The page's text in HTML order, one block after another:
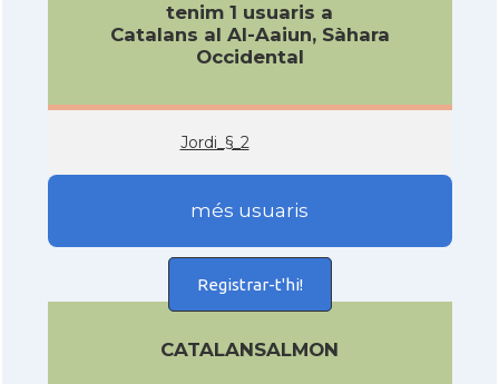
tenim 1 usuaris a
Catalans al Al-Aaiun, Sàhara
Occidental
Jordi_§_2
més usuaris
Registrar-t'hi!
CATALANSALMON